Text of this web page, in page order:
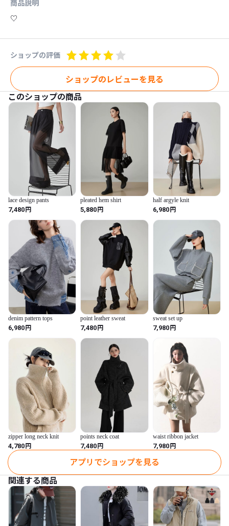
商品説明
♡
ショップの評価
ショップのレビューを見る
このショップの商品
lace design pants
7,480円
pleated hem shirt
5,880円
half argyle knit
6,980円
denim pattern tops
6,980円
point leather sweat
7,480円
sweat set up
7,980円
zipper long neck knit
4,780円
points neck coat
7,480円
waist ribbon jacket
7,980円
アプリでショップを見る
関連する商品